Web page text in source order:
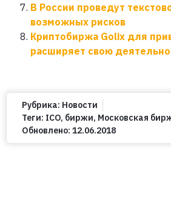
В России проведут
возможных рисков
Криптобиржа Golix для
расширяет свою
Рубрика: Новости
Теги: ICO, биржи, Московская
Обновлено: 12.06.2018